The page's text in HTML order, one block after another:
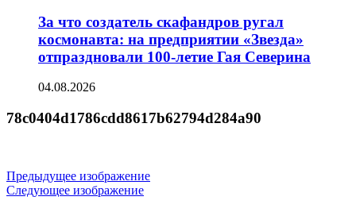
За что создатель скафандров ругал
космонавта: на предприятии «Звезда»
отпраздновали 100-летие Гая Северина
04.08.2026
78c0404d1786cdd8617b62794d284a90
Предыдущее изображение
Следующее изображение